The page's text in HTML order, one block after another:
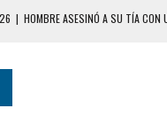
| HOMBRE ASESINÓ A SU TÍA CON
DE MODELO EN MONAGAS: